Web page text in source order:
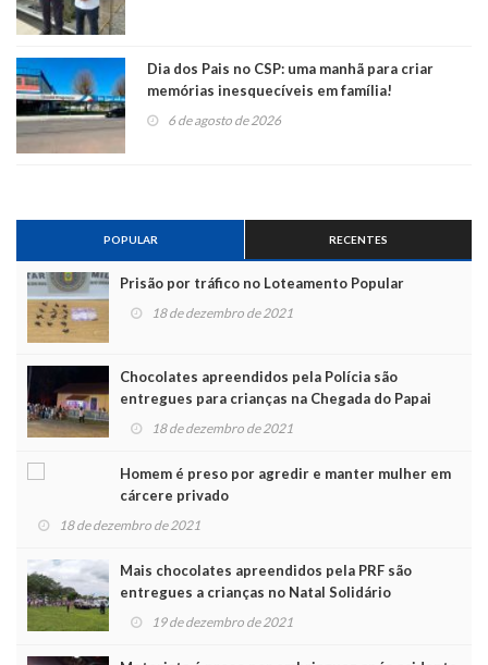
Dia dos Pais no CSP: uma manhã para criar
memórias inesquecíveis em família!
6 de agosto de 2026
POPULAR RECENTES
Prisão por tráfico no Loteamento Popular
18 de dezembro de 2021
Chocolates apreendidos pela Polícia são
entregues para crianças na Chegada do Papai
Noel 18 de dezembro de 2021
Homem é preso por agredir e manter mulher em
cárcere privado
18 de dezembro de 2021
Mais chocolates apreendidos pela PRF são
entregues a crianças no Natal Solidário
19 de dezembro de 2021